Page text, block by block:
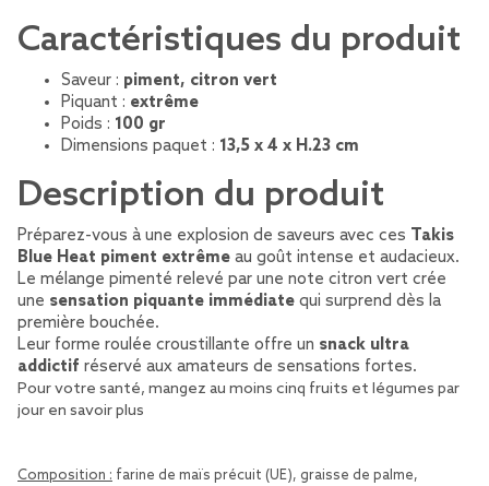
Caractéristiques du produit
Saveur : piment, citron vert
Piquant : extrême
Poids : 100 gr
Dimensions paquet : 13,5 x 4 x H.23 cm
Description du produit
Préparez-vous à une explosion de saveurs avec ces Takis
Blue Heat piment extrême au goût intense et audacieux.
Le mélange pimenté relevé par une note citron vert crée
une sensation piquante immédiate qui surprend dès la
première bouchée.
Leur forme roulée croustillante offre un snack ultra
addictif réservé aux amateurs de sensations fortes.
Pour votre santé, mangez au moins cinq fruits et légumes par
jour en savoir plus
Composition : farine de maïs précuit (UE), graisse de palme,